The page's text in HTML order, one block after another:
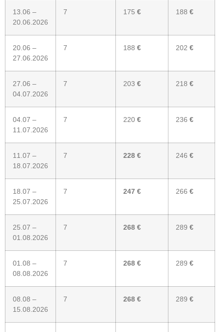
13.06 –
20.06.2026
7 175 € 188 €
20.06 –
27.06.2026
7 188 € 202 €
27.06 –
04.07.2026
7 203 € 218 €
04.07 –
11.07.2026
7 220 € 236 €
11.07 –
18.07.2026
7 228 € 246 €
18.07 –
25.07.2026
7 247 € 266 €
25.07 –
01.08.2026
7 268 € 289 €
01.08 –
08.08.2026
7 268 € 289 €
08.08 –
15.08.2026
7 268 € 289 €